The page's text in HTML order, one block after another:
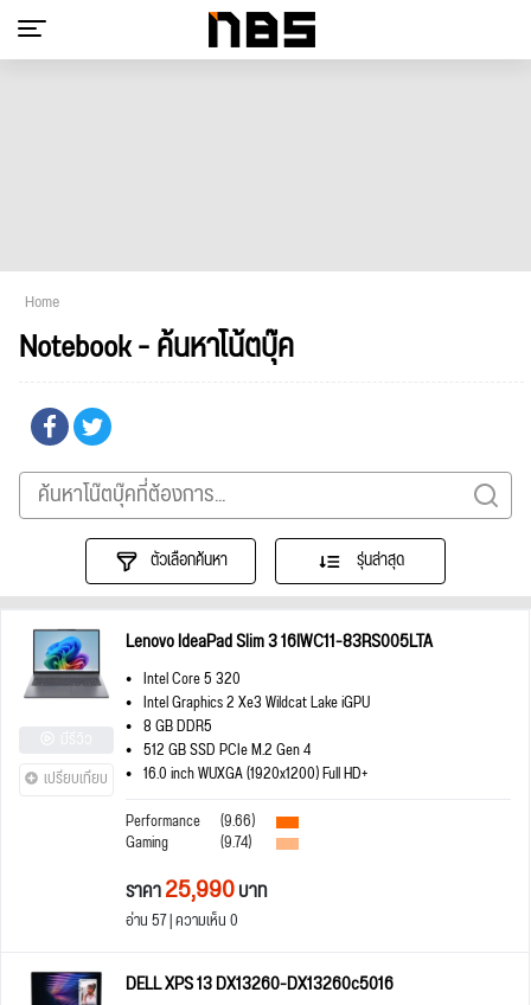
Home
Notebook - ค้นหาโน้ตบุ๊ค
ตัวเลือกค้นหา รุ่นล่าสุด
เปรียบเทียบ
Lenovo IdeaPad Slim 3 16IWC11-83RS005LTA
Intel Core 5 320
Intel Graphics 2 Xe3 Wildcat Lake iGPU
8 GB DDR5
512 GB SSD PCIe M.2 Gen 4
16.0 inch WUXGA (1920x1200) Full HD+
Performance
(9.66)
Gaming (9.74)
ราคา25,990บาท
อ่าน 57 | ความเห็น 0
DELL XPS 13 DX13260-DX13260c5016